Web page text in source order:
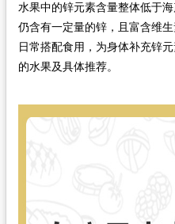
白癜风部位
在线问诊
水果中的锌元素含量整体低于
仍含有一定量的锌，且富含维
日常搭配食用，为身体补充锌
的水果及具体推荐。